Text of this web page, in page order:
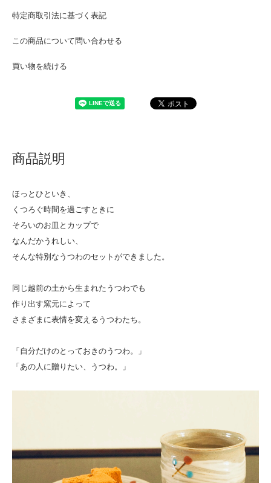
特定商取引法に基づく表記
この商品について問い合わせる
買い物を続ける
商品説明
ほっとひといき、
くつろぐ時間を過ごすときに
そろいのお皿とカップで
なんだかうれしい、
そんな特別なうつわのセットができました。
同じ越前の土から生まれたうつわでも
作り出す窯元によって
さまざまに表情を変えるうつわたち。
「自分だけのとっておきのうつわ。」
「あの人に贈りたい、うつわ。」